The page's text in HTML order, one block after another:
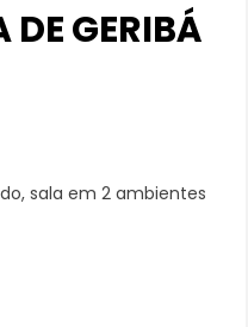
GERIBÁ
sala em 2 ambientes